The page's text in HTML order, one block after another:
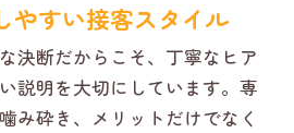
やすい接客スタイル
決断だからこそ、丁寧なヒア
説明を大切にしています。専
み砕き、メリットだけでなく